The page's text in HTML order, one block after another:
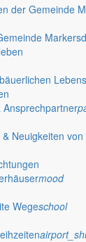
markersdorf.de
der Gemeinde
Lebens
Ansprechpartner
Neuigkeiten
mood
Wegeschool